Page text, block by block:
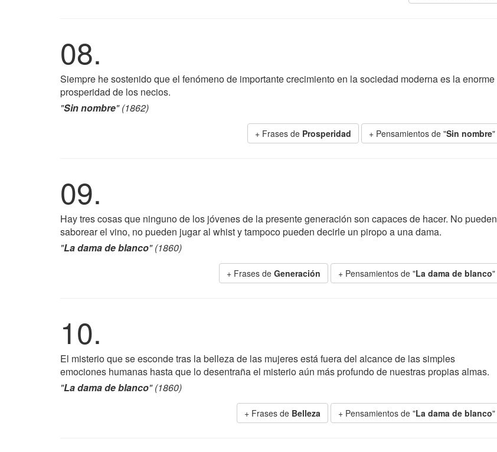
08.
Siempre he sostenido que el fenómeno de importante crecimiento en la sociedad moderna es la enorme
prosperidad de los necios.
"Sin nombre" (1862)
+ Frases de Prosperidad + Pensamientos de "Sin nombre"
09.
Hay tres cosas que ninguno de los jóvenes de la presente generación son capaces de hacer. No pueden
saborear el vino, no pueden jugar al whist y tampoco pueden decirle un piropo a una dama.
"La dama de blanco" (1860)
+ Frases de Generación + Pensamientos de "La dama de blanco"
10.
El misterio que se esconde tras la belleza de las mujeres está fuera del alcance de las simples
emociones humanas hasta que lo desentraña el misterio aún más profundo de nuestras propias almas.
"La dama de blanco" (1860)
+ Frases de Belleza + Pensamientos de "La dama de blanco"